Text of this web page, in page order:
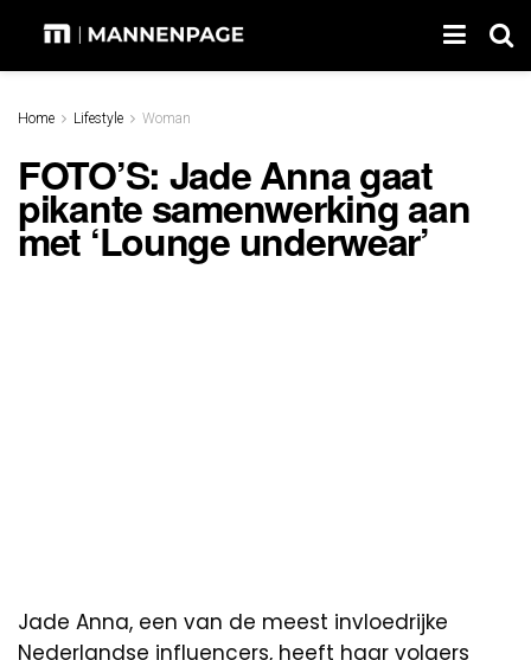
Home Lifestyle Woman
FOTO’S: Jade Anna gaat
pikante samenwerking aan
met ‘Lounge underwear’
Jade Anna, een van de meest invloedrijke
Nederlandse influencers, heeft haar volgers